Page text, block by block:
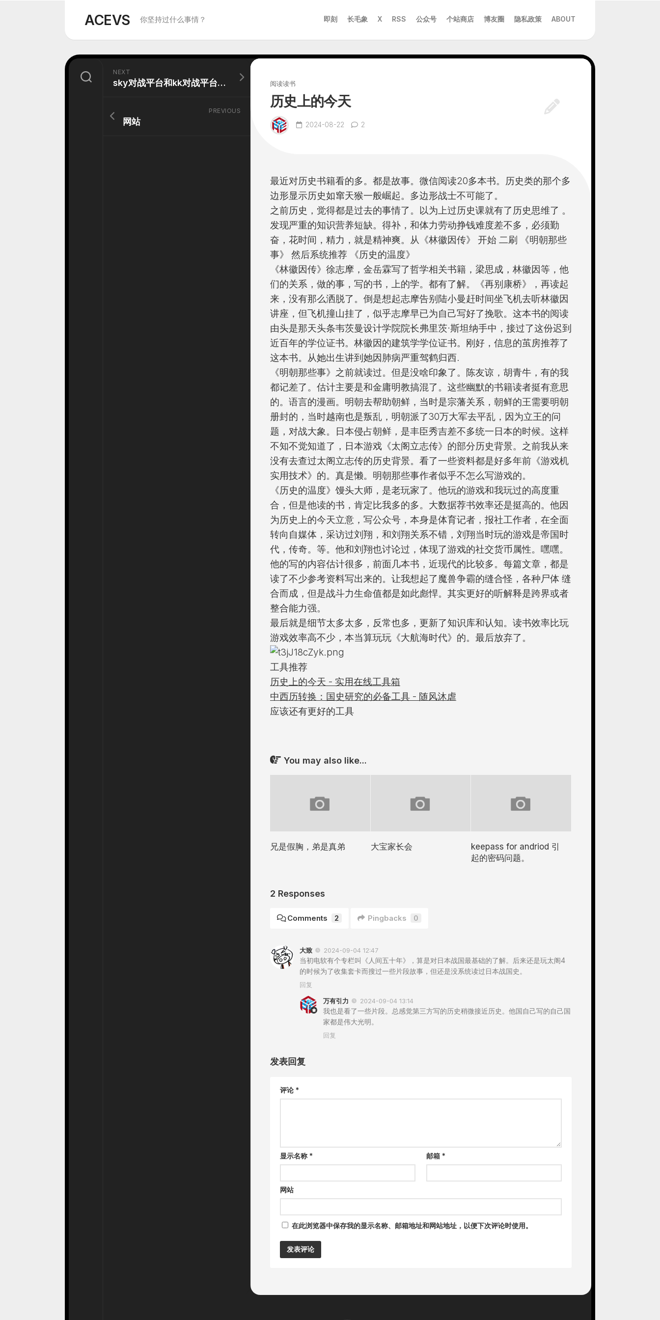
ACEVS 你坚持过什么事情？ 即刻 长毛象 X RSS 公众号 个站商店 博友圈 隐私政策 ABOUT
阅读读书
历史上的今天
2024-08-22 2
最近对历史书籍看的多。都是故事。微信阅读20多本书。历史类的那个多
边形显示历史如窜天猴一般崛起。多边形战士不可能了。
之前历史，觉得都是过去的事情了。以为上过历史课就有了历史思维了 。
发现严重的知识营养短缺。得补，和体力劳动挣钱难度差不多，必须勤
奋，花时间，精力，就是精神爽。从《林徽因传》 开始 二刷 《明朝那些
事》 然后系统推荐 《历史的温度》
《林徽因传》徐志摩，金岳霖写了哲学相关书籍，梁思成，林徽因等，他
们的关系，做的事，写的书，上的学。都有了解。《再别康桥》，再读起
来，没有那么洒脱了。倒是想起志摩告别陆小曼赶时间坐飞机去听林徽因
讲座，但飞机撞山挂了，似乎志摩早已为自己写好了挽歌。这本书的阅读
由头是那天头条韦茨曼设计学院院长弗里茨·斯坦纳手中，接过了这份迟到
近百年的学位证书。林徽因的建筑学学位证书。刚好，信息的茧房推荐了
这本书。从她出生讲到她因肺病严重驾鹤归西.
《明朝那些事》之前就读过。但是没啥印象了。陈友谅，胡青牛，有的我
都记差了。估计主要是和金庸明教搞混了。这些幽默的书籍读者挺有意思
的。语言的漫画。明朝去帮助朝鲜，当时是宗藩关系，朝鲜的王需要明朝
册封的，当时越南也是叛乱，明朝派了30万大军去平乱，因为立王的问
题，对战大象。日本侵占朝鲜，是丰臣秀吉差不多统一日本的时候。这样
不知不觉知道了，日本游戏《太阁立志传》的部分历史背景。之前我从来
没有去查过太阁立志传的历史背景。看了一些资料都是好多年前《游戏机
实用技术》的。真是懒。明朝那些事作者似乎不怎么写游戏的。
《历史的温度》馒头大师，是老玩家了。他玩的游戏和我玩过的高度重
合，但是他读的书，肯定比我多的多。大数据荐书效率还是挺高的。他因
为历史上的今天立意，写公众号，本身是体育记者，报社工作者，在全面
转向自媒体，采访过刘翔，和刘翔关系不错，刘翔当时玩的游戏是帝国时
代，传奇。等。他和刘翔也讨论过，体现了游戏的社交货币属性。嘿嘿。
他的写的内容估计很多，前面几本书，近现代的比较多。每篇文章，都是
读了不少参考资料写出来的。让我想起了魔兽争霸的缝合怪，各种尸体 缝
合而成，但是战斗力生命值都是如此彪悍。其实更好的听解释是跨界或者
整合能力强。
最后就是细节太多太多，反常也多，更新了知识库和认知。读书效率比玩
游戏效率高不少，本当算玩玩《大航海时代》的。最后放弃了。
工具推荐
历史上的今天 - 实用在线工具箱
中西历转换：国史研究的必备工具 - 随风沐虐
应该还有更好的工具
You may also like...
兄是假胸，弟是真弟 大宝家长会
keepass for andriod 引
起的密码问题。
2 Responses
Comments 2 Pingbacks 0
大致 2024-09-04 12:47
当初电软有个专栏叫《人间五十年》，算是对日本战国最基础的了解。后来还是玩太阁4
的时候为了收集套卡而搜过一些片段故事，但还是没系统读过日本战国史。
回复
万有引力 2024-09-04 13:14
我也是看了一些片段。总感觉第三方写的历史稍微接近历史。他国自己写的自己国
家都是伟大光明。
回复
发表回复
评论 *
显示名称 * 邮箱*
网站
在此浏览器中保存我的显示名称、邮箱地址和网站地址，以便下次评论时使用。
NEXT
sky对战平台和kk对战平台合并
PREVIOUS
网站